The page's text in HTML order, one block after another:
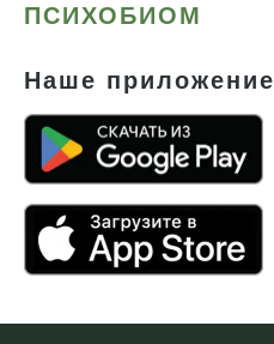
ПСИХОБИОМ
Наше приложение